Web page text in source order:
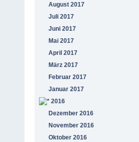
August 2017
Juli 2017
Juni 2017
Mai 2017
April 2017
März 2017
Februar 2017
Januar 2017
2016
Dezember 2016
November 2016
Oktober 2016